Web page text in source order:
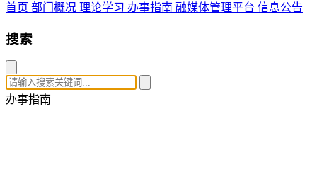
首页 部门概况 理论学习 办事指南 融媒体管理平台 信息公告
搜索
办事指南